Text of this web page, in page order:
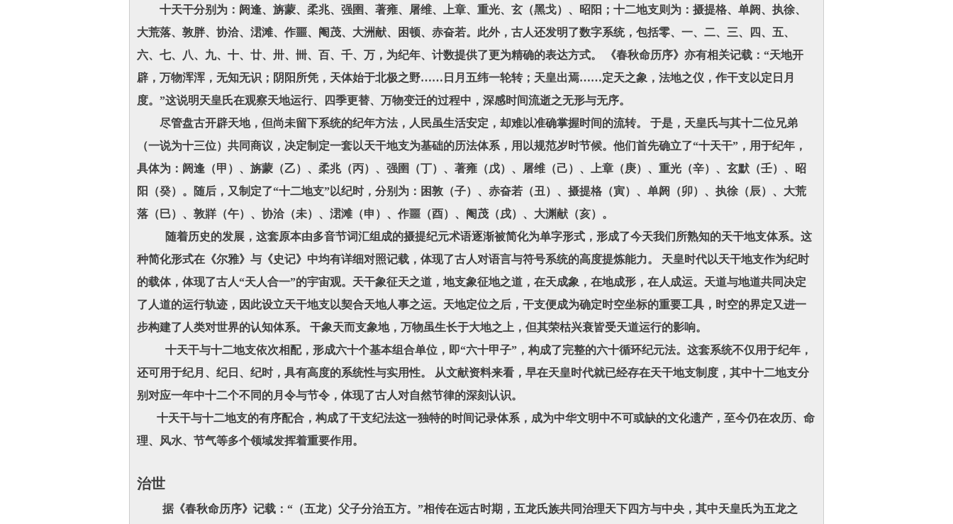
十天干分别为：阏逢、旃蒙、柔兆、强圉、著雍、屠维、上章、重光、玄（黑戈）、昭阳；十二地支则为：摄提格、单阏、执徐、
大荒落、敦胖、协洽、涒滩、作噩、阉茂、大洲献、困顿、赤奋若。此外，古人还发明了数字系统，包括零、一、二、三、四、五、
六、七、八、九、十、廿、卅、卌、百、千、万，为纪年、计数提供了更为精确的表达方式。 《春秋命历序》亦有相关记载：“天地开
辟，万物浑浑，无知无识；阴阳所凭，天体始于北极之野……日月五纬一轮转；天皇出焉……定天之象，法地之仪，作干支以定日月
度。”这说明天皇氏在观察天地运行、四季更替、万物变迁的过程中，深感时间流逝之无形与无序。
尽管盘古开辟天地，但尚未留下系统的纪年方法，人民虽生活安定，却难以准确掌握时间的流转。 于是，天皇氏与其十二位兄弟
（一说为十三位）共同商议，决定制定一套以天干地支为基础的历法体系，用以规范岁时节候。他们首先确立了“十天干”，用于纪年，
具体为：阏逢（甲）、旃蒙（乙）、柔兆（丙）、强圉（丁）、著雍（戊）、屠维（己）、上章（庚）、重光（辛）、玄默（壬）、昭
阳（癸）。随后，又制定了“十二地支”以纪时，分别为：困敦（子）、赤奋若（丑）、摄提格（寅）、单阏（卯）、执徐（辰）、大荒
落（巳）、敦牂（午）、协洽（未）、涒滩（申）、作噩（酉）、阉茂（戌）、大渊献（亥）。
随着历史的发展，这套原本由多音节词汇组成的摄提纪元术语逐渐被简化为单字形式，形成了今天我们所熟知的天干地支体系。这
种简化形式在《尔雅》与《史记》中均有详细对照记载，体现了古人对语言与符号系统的高度提炼能力。 天皇时代以天干地支作为纪时
的载体，体现了古人“天人合一”的宇宙观。天干象征天之道，地支象征地之道，在天成象，在地成形，在人成运。天道与地道共同决定
了人道的运行轨迹，因此设立天干地支以契合天地人事之运。天地定位之后，干支便成为确定时空坐标的重要工具，时空的界定又进一
步构建了人类对世界的认知体系。 干象天而支象地，万物虽生长于大地之上，但其荣枯兴衰皆受天道运行的影响。
十天干与十二地支依次相配，形成六十个基本组合单位，即“六十甲子”，构成了完整的六十循环纪元法。这套系统不仅用于纪年，
还可用于纪月、纪日、纪时，具有高度的系统性与实用性。 从文献资料来看，早在天皇时代就已经存在天干地支制度，其中十二地支分
别对应一年中十二个不同的月令与节令，体现了古人对自然节律的深刻认识。
十天干与十二地支的有序配合，构成了干支纪法这一独特的时间记录体系，成为中华文明中不可或缺的文化遗产，至今仍在农历、命
理、风水、节气等多个领域发挥着重要作用。
治世
据《春秋命历序》记载：“（五龙）父子分治五方。”相传在远古时期，五龙氏族共同治理天下四方与中央，其中天皇氏为五龙之